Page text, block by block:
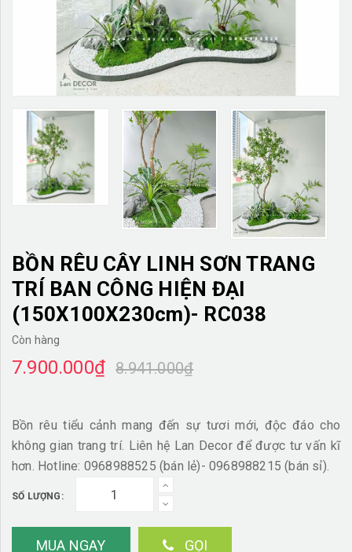
LIÊN HỆ
BỒN RÊU CÂY LINH SƠN TRANG
TRÍ BAN CÔNG HIỆN ĐẠI
(150X100X230cm)- RC038
Còn hàng
7.900.000₫ 8.941.000₫
Bồn rêu tiểu cảnh mang đến sự tươi mới, độc đáo cho
không gian trang trí. Liên hệ Lan Decor để được tư vấn kĩ
hơn. Hotline: 0968988525 (bán lẻ)- 0968988215 (bán sỉ).
SỐ LƯỢNG:
MUA NGAY GỌI